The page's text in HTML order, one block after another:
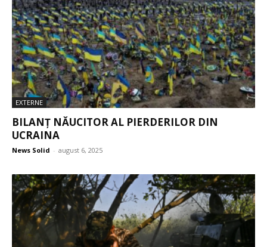
EXTERNE
BILANȚ NĂUCITOR AL PIERDERILOR DIN
UCRAINA
News Solid - august 6, 2025